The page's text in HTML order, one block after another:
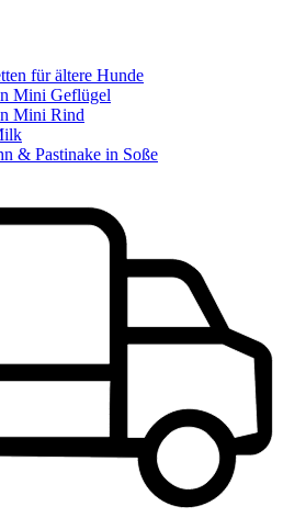
für ältere Hunde
Mini Geflügel
Mini Rind
& Pastinake in Soße